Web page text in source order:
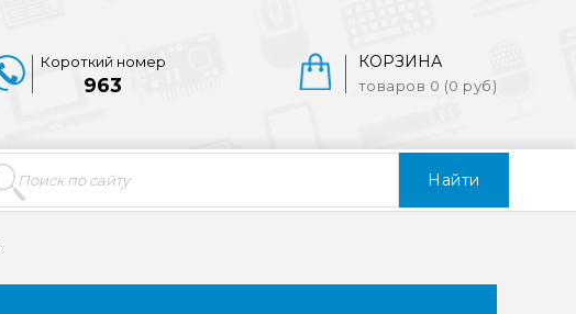
Найти
КОРЗИНА
товаров 0 (0 руб)
Короткий номер
963